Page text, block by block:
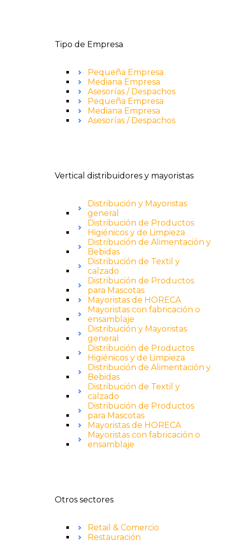
Tipo de Empresa
Pequeña Empresa
Mediana Empresa
Asesorías / Despachos
Pequeña Empresa
Mediana Empresa
Asesorías / Despachos
Vertical distribuidores y mayoristas
Distribución y Mayoristas
general
Distribución de Productos
Higiénicos y de Limpieza
Distribución de Alimentación y
Bebidas
Distribución de Textil y
calzado
Distribución de Productos
para Mascotas
Mayoristas de HORECA
Mayoristas con fabricación o
ensamblaje
Distribución y Mayoristas
general
Distribución de Productos
Higiénicos y de Limpieza
Distribución de Alimentación y
Bebidas
Distribución de Textil y
calzado
Distribución de Productos
para Mascotas
Mayoristas de HORECA
Mayoristas con fabricación o
ensamblaje
Otros sectores
Retail & Comercio
Restauración